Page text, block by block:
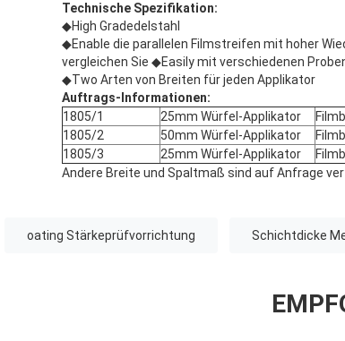
Technische Spezifikation:
◆High Gradedelstahl
◆Enable die parallelen Filmstreifen mit hoher
vergleichen Sie ◆Easily mit verschiedenen
◆Two Arten von Breiten für jeden Applikator
Auftrags-Informationen:
1805/1
25mm Würfel-Applikator
1805/2
50mm Würfel-Applikator
1805/3
25mm Würfel-Applikator
Andere Breite und Spaltmaß sind auf Anfrage
oating Stärkeprüfvorrichtung Schichtdicke